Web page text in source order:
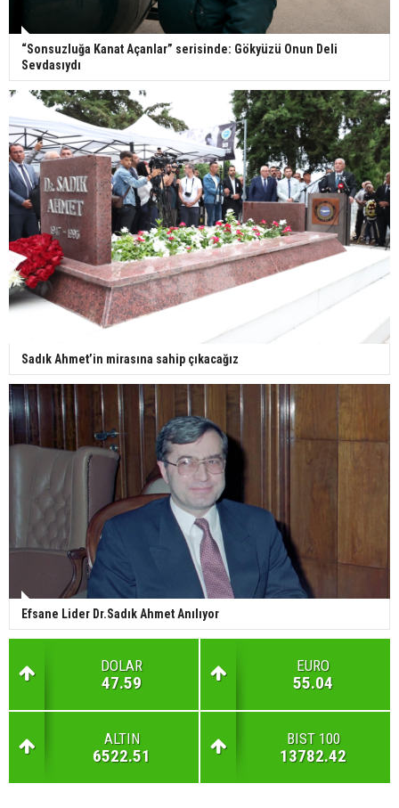
“Sonsuzluğa Kanat Açanlar” serisinde: Gökyüzü Onun Deli
Sevdasıydı
Sadık Ahmet’in mirasına sahip çıkacağız
Efsane Lider Dr.Sadık Ahmet Anılıyor
DOLAR
47.59
EURO
55.04
ALTIN
6522.51
BIST 100
13782.42